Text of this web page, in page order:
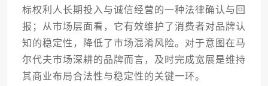
标权利人长期投入与诚信经营的一种法律确认与回
报；从市场层面看，它有效维护了消费者对品牌认
知的稳定性，降低了市场混淆风险。对于意图在马
尔代夫市场深耕的品牌而言，及时完成宽展是维持
其商业布局合法性与稳定性的关键一环。